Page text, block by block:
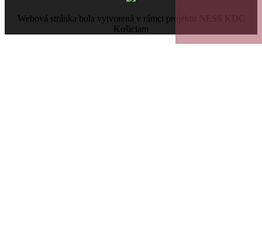
Webová stránka bola vytvorená v rámci projektu NESS KDC
Košiciam